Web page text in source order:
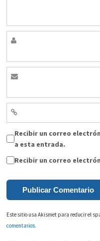
Recibir un correo
a esta entrada.
Recibir un correo
Este sitio usa Akismet para reducir el
comentarios.